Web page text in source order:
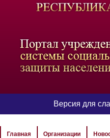
Версия для
Главная Организации